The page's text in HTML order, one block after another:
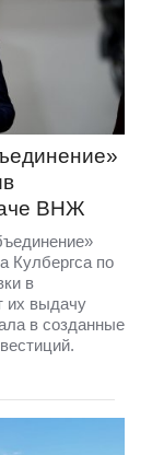
ВНЖ
Кулбергса по
в
их выдачу
в созданные